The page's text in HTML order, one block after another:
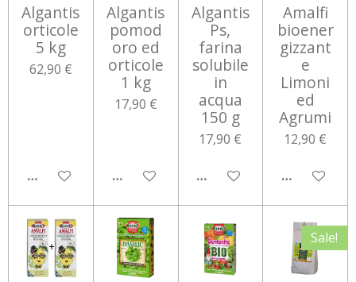
Algantis
orticole
5 kg
62,90 €
AGGIUNGI AL CARRELLO
Algantis
pomod
oro ed
orticole
1 kg
17,90 €
AGGIUNGI AL CARRELLO
Algantis
Ps,
farina
solubile
in
acqua
150 g
17,90 €
AGGIUNGI AL CARRELLO
Amalfi
bioener
gizzant
e
Limoni
ed
Agrumi
12,90 €
AGGIUNGI
Sale!